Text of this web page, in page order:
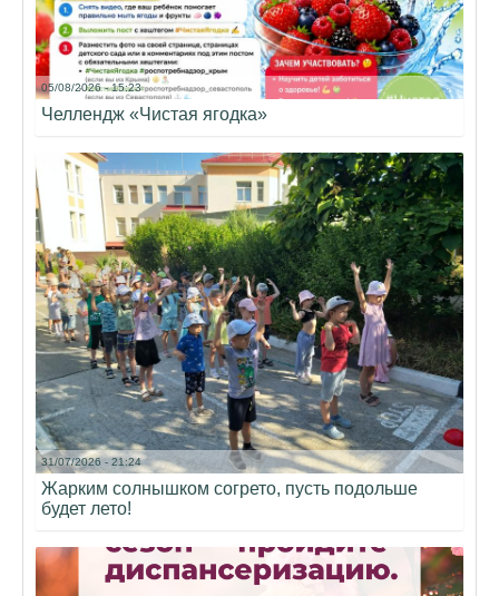
05/08/2026 - 15:23
Челлендж «Чистая ягодка»
31/07/2026 - 21:24
Жарким солнышком согрето, пусть подольше
будет лето!